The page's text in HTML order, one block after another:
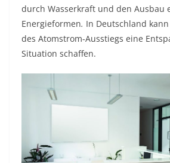
durch Wasserkraft und den Ausbau
Energieformen. In Deutschland
des Atomstrom-Ausstiegs eine
Situation schaffen.